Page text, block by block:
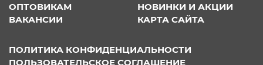
ОПТОВИКАМ
НОВИНКИ И АКЦИИ
ВАКАНСИИ
КАРТА САЙТА
ПОЛИТИКА КОНФИДЕНЦИАЛЬНОСТИ
ПОЛЬЗОВАТЕЛЬСКОЕ СОГЛАШЕНИЕ